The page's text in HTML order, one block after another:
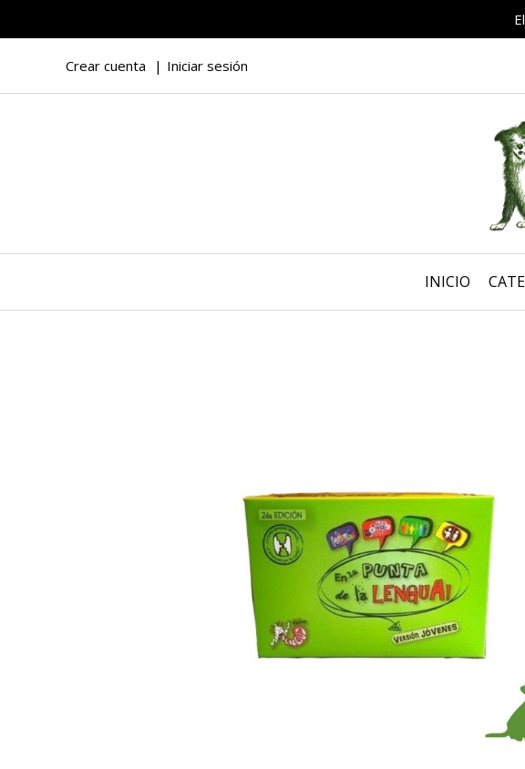
Crear cuenta Iniciar sesión
INICIO